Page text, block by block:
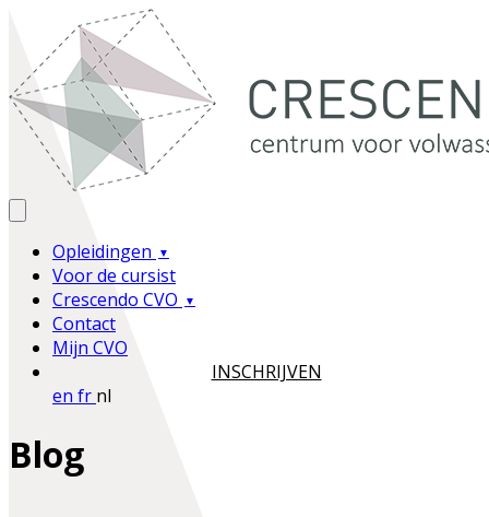
Opleidingen
Voor de cursist
Crescendo CVO
Contact
Mijn CVO
INSCHRIJVEN
en fr nl
Blog